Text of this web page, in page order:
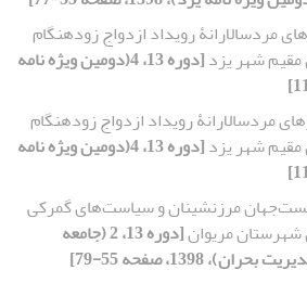
مردسالارانۀ‌ رویداد ازدواج زودهنگام
مقیم شهر یزد
[دوره 13، 4(دومین ویژه نامه
مردسالارانۀ‌ رویداد ازدواج زودهنگام
مقیم شهر یزد
[دوره 13، 4(دومین ویژه نامه
مرزنشینان و سیاست‌های گمرکی
شهرستان مریوان
[دوره 13، 2 (جامعه
1398، صفحه 55-79]